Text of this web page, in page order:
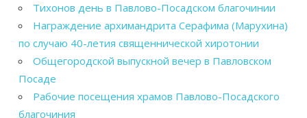
Тихонов день в Павлово-Посадском благочинии
Награждение архимандрита Серафима (Марухина)
по случаю 40-летия священнической хиротонии
Общегородской выпускной вечер в Павловском
Посаде
Рабочие посещения храмов Павлово-Посадского
благочиния